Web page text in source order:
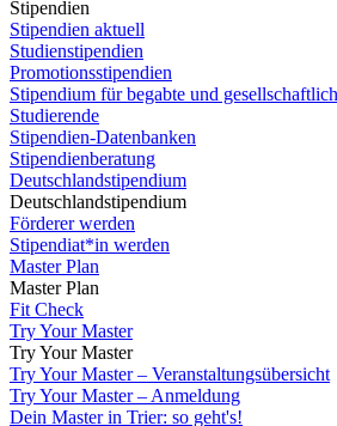
Stipendien
Stipendien aktuell
Studienstipendien
Promotionsstipendien
Stipendium für begabte und
Studierende
Stipendien-Datenbanken
Stipendienberatung
Deutschlandstipendium
Deutschlandstipendium
Förderer werden
Stipendiat*in werden
Master Plan
Master Plan
Fit Check
Try Your Master
Try Your Master
Try Your Master – Veranstaltungsübersicht
Try Your Master – Anmeldung
Dein Master in Trier: so geht's!